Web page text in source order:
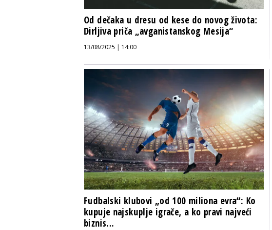
Od dečaka u dresu od kese do novog života:
Dirljiva priča „avganistanskog Mesija“
13/08/2025 | 14:00
Fudbalski klubovi „od 100 miliona evra“: Ko
kupuje najskuplje igrače, a ko pravi najveći
biznis...